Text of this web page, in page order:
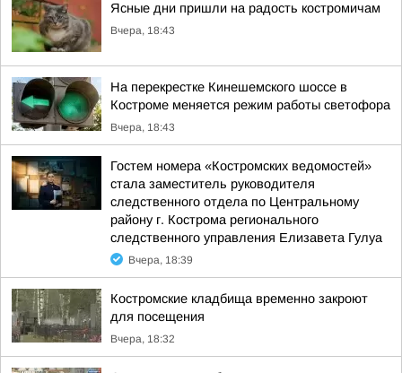
Ясные дни пришли на радость костромичам
Вчера, 18:43
На перекрестке Кинешемского шоссе в
Костроме меняется режим работы светофора
Вчера, 18:43
Гостем номера «Костромских ведомостей»
стала заместитель руководителя
следственного отдела по Центральному
району г. Кострома регионального
следственного управления Елизавета Гулуа
Вчера, 18:39
Костромские кладбища временно закроют
для посещения
Вчера, 18:32